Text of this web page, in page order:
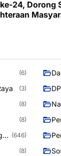
24, Dorong
(6)
(3)
(8)
(8)
(646)
(8)